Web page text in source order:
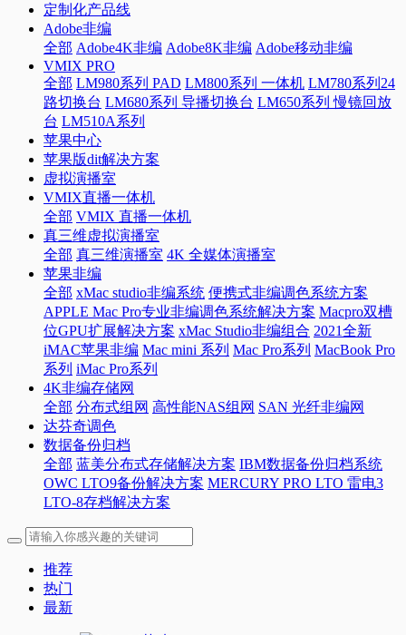
定制化产品线
Adobe非编
全部 Adobe4K非编 Adobe8K非编 Adobe移动非编
VMIX PRO
全部 LM980系列 PAD LM800系列 一体机 LM780系列24
路切换台 LM680系列 导播切换台 LM650系列 慢镜回放
台 LM510A系列
苹果中心
苹果版dit解决方案
虚拟演播室
VMIX直播一体机
全部 VMIX 直播一体机
真三维虚拟演播室
全部 真三维演播室 4K 全媒体演播室
苹果非编
全部 xMac studio非编系统 便携式非编调色系统方案
APPLE Mac Pro专业非编调色系统解决方案 Macpro双槽
位GPU扩展解决方案 xMac Studio非编组合 2021全新
iMAC苹果非编 Mac mini 系列 Mac Pro系列 MacBook Pro
系列 iMac Pro系列
4K非编存储网
全部 分布式组网 高性能NAS组网 SAN 光纤非编网
达芬奇调色
数据备份归档
全部 蓝美分布式存储解决方案 IBM数据备份归档系统
OWC LTO9备份解决方案 MERCURY PRO LTO 雷电3
LTO-8存档解决方案
推荐
热门
最新